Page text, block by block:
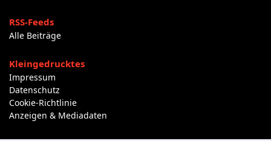
RSS-Feeds
Alle Beiträge
Kleingedrucktes
Impressum
Datenschutz
Cookie-Richtlinie
Anzeigen & Mediadaten